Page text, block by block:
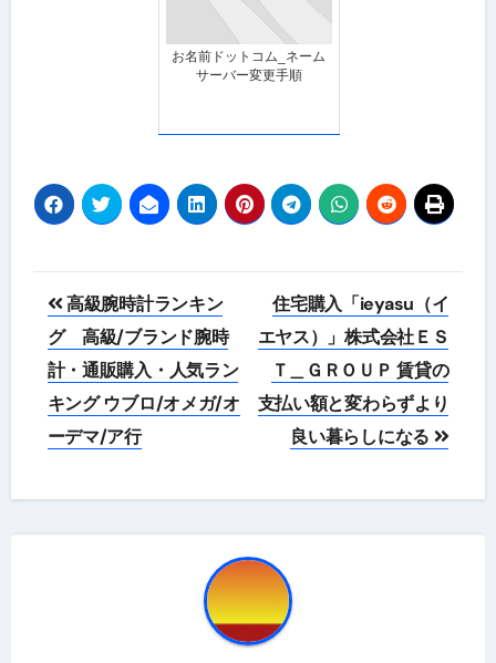
お名前ドットコム_ネーム
サーバー変更手順
投
稿
ナ
ビ
高級腕時計ランキン
グ 高級/ブランド腕時
計・通販購入・人気ラン
キング ウブロ/オメガ/オ
ーデマ/ア行
住宅購入「ieyasu（イ
エヤス）」株式会社ＥＳ
Ｔ＿ＧＲＯＵＰ 賃貸の
支払い額と変わらずより
良い暮らしになる